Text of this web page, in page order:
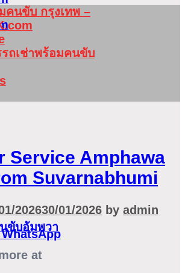
คนขับ กรุงเทพ –
ถเช่าพร้อมคนขับ
Service Amphawa
Suvarnabhumi
202630/01/2026 by admin
at